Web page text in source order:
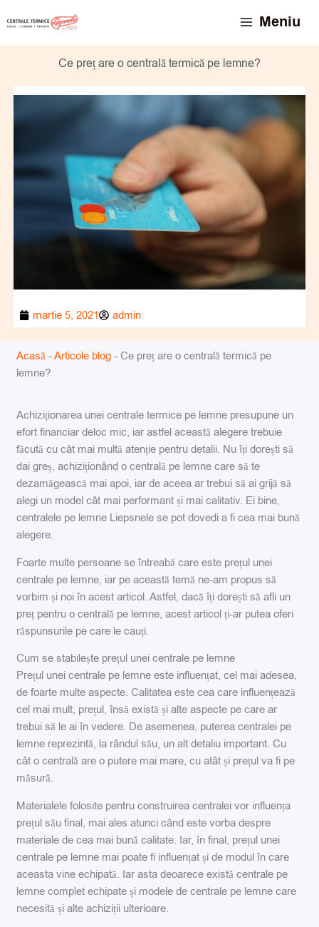
to
content
Meniu
Ce preț are o centrală termică pe lemne?
martie 5, 2021 admin
Acasă -Articole blog -Ce preț are o centrală termică pe
lemne?
Achiziționarea unei centrale termice pe lemne presupune un
efort financiar deloc mic, iar astfel această alegere trebuie
făcută cu cât mai multă atenție pentru detalii. Nu îți dorești să
dai greș, achiziționând o centrală pe lemne care să te
dezamăgească mai apoi, iar de aceea ar trebui să ai grijă să
alegi un model cât mai performant și mai calitativ. Ei bine,
centralele pe lemne Liepsnele se pot dovedi a fi cea mai bună
alegere.
Foarte multe persoane se întreabă care este prețul unei
centrale pe lemne, iar pe această temă ne-am propus să
vorbim și noi în acest articol. Astfel, dacă îți dorești să afli un
preț pentru o centrală pe lemne, acest articol ți-ar putea oferi
răspunsurile pe care le cauți.
Cum se stabilește prețul unei centrale pe lemne
Prețul unei centrale pe lemne este influențat, cel mai adesea,
de foarte multe aspecte. Calitatea este cea care influențează
cel mai mult, prețul, însă există și alte aspecte pe care ar
trebui să le ai în vedere. De asemenea, puterea centralei pe
lemne reprezintă, la rândul său, un alt detaliu important. Cu
cât o centrală are o putere mai mare, cu atât și prețul va fi pe
măsură.
Materialele folosite pentru construirea centralei vor influența
prețul său final, mai ales atunci când este vorba despre
materiale de cea mai bună calitate. Iar, în final, prețul unei
centrale pe lemne mai poate fi influențat și de modul în care
aceasta vine echipată. Iar asta deoarece există centrale pe
lemne complet echipate și modele de centrale pe lemne care
necesită și alte achiziții ulterioare.